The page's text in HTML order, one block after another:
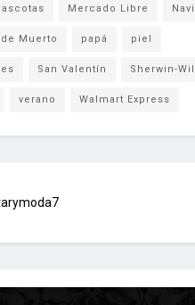
Mercado Libre
Muerto papá piel
San Valentín Sherwin-
verano Walmart Express